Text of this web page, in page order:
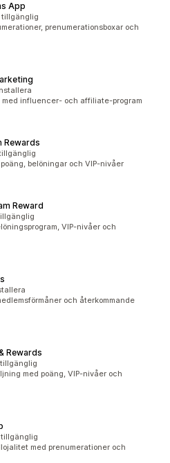
App
tillgänglig
prenumerationsboxar och
influencer- och affiliate-program
Rewards
belöningar och VIP-nivåer
Reward
VIP-nivåer och
och återkommande
Rewards
med poäng, VIP-nivåer och
med prenumerationer och